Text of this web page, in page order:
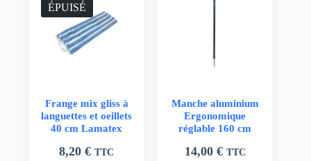
ÉPUISÉ
Frange mix gliss à
languettes et oeillets
40 cm Lamatex
8,20€ TTC
Manche aluminium
Ergonomique
réglable 160 cm
14,00 € TTC